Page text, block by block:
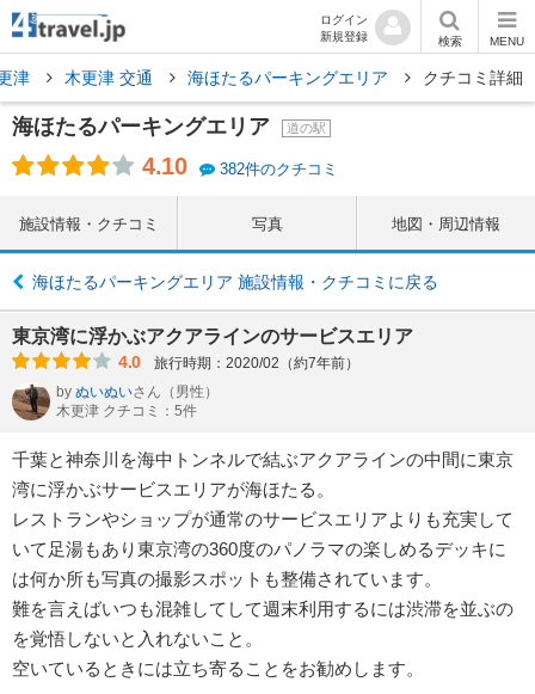
ログイン
新規登録
検索 MENU
津 木更津 交通 海ほたるパーキングエリア クチコミ詳細
海ほたるパーキングエリア 道の駅
4.10 382件のクチコミ
施設情報・クチコミ 写真 地図・周辺情報
海ほたるパーキングエリア 施設情報・クチコミに戻る
東京湾に浮かぶアクアラインのサービスエリア
4.0
旅行時期：2020/02（約7年前）
by ぬいぬいさん （男性）
木更津 クチコミ：5件
千葉と神奈川を海中トンネルで結ぶアクアラインの中間に東京
湾に浮かぶサービスエリアが海ほたる。
レストランやショップが通常のサービスエリアよりも充実して
いて足湯もあり東京湾の360度のパノラマの楽しめるデッキに
は何か所も写真の撮影スポットも整備されています。
難を言えばいつも混雑してして週末利用するには渋滞を並ぶの
を覚悟しないと入れないこと。
空いているときには立ち寄ることをお勧めします。